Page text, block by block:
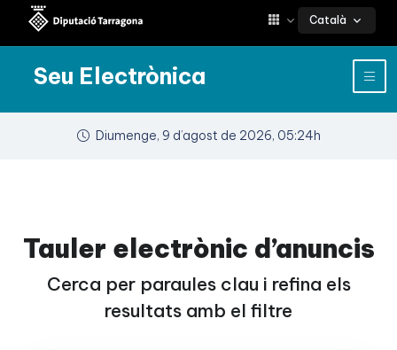
Català
Seu Electrònica
Diumenge, 9 d’agost de 2026, 05:24h
Tauler electrònic d’anuncis
Cerca per paraules clau i refina els
resultats amb el filtre